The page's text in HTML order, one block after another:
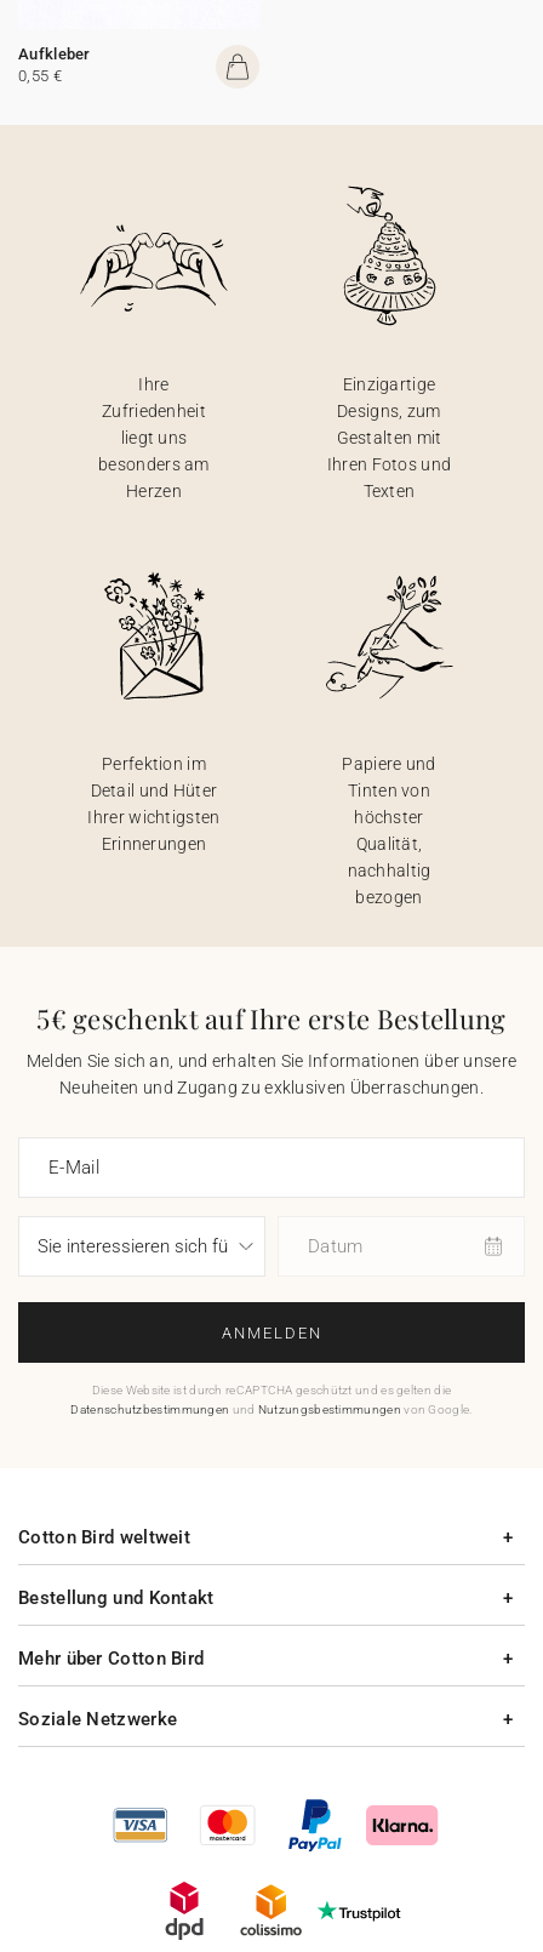
Aufkleber
0,55 €
Ihre
Zufriedenheit
liegt uns
besonders am
Herzen
Einzigartige
Designs, zum
Gestalten mit
Ihren Fotos und
Texten
Perfektion im
Detail und Hüter
Ihrer wichtigsten
Erinnerungen
Papiere und
Tinten von
höchster
Qualität,
nachhaltig
bezogen
5€ geschenkt auf Ihre erste Bestellung
Melden Sie sich an, und erhalten Sie Informationen über unsere
Neuheiten und Zugang zu exklusiven Überraschungen.
E-Mail
Datum
ANMELDEN
Diese Website ist durch reCAPTCHA geschützt und es gelten die
Datenschutzbestimmungen und Nutzungsbestimmungen von Google.
Bestellung und Kontakt
Mehr über Cotton Bird
Cotton Bird weltweit
Soziale Netzwerke